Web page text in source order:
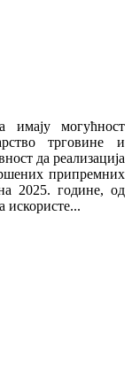
имају могућност
трговине и
да реализација
припремних
2025. године, од
искористе...